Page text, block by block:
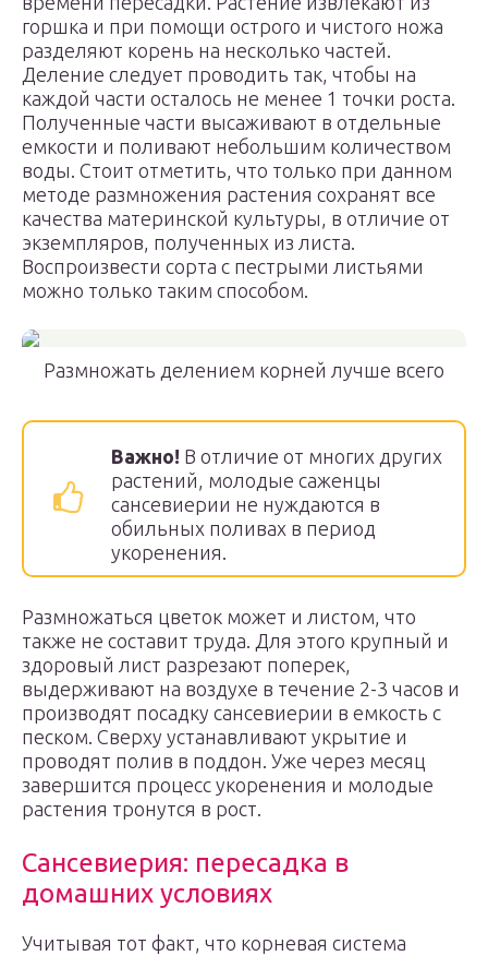
горшка и при помощи острого и чистого ножа
разделяют корень на несколько частей.
Деление следует проводить так, чтобы на
каждой части осталось не менее 1 точки роста.
Полученные части высаживают в отдельные
емкости и поливают небольшим количеством
воды. Стоит отметить, что только при данном
методе размножения растения сохранят все
качества материнской культуры, в отличие от
экземпляров, полученных из листа.
Воспроизвести сорта с пестрыми листьями
можно только таким способом.
Размножать делением корней лучше всего
Важно! В отличие от многих других
растений, молодые саженцы
сансевиерии не нуждаются в
обильных поливах в период
укоренения.
Размножаться цветок может и листом, что
также не составит труда. Для этого крупный и
здоровый лист разрезают поперек,
выдерживают на воздухе в течение 2-3 часов и
производят посадку сансевиерии в емкость с
песком. Сверху устанавливают укрытие и
проводят полив в поддон. Уже через месяц
завершится процесс укоренения и молодые
растения тронутся в рост.
Сансевиерия: пересадка в
домашних условиях
Учитывая тот факт, что корневая система